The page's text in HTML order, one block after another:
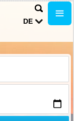
DE